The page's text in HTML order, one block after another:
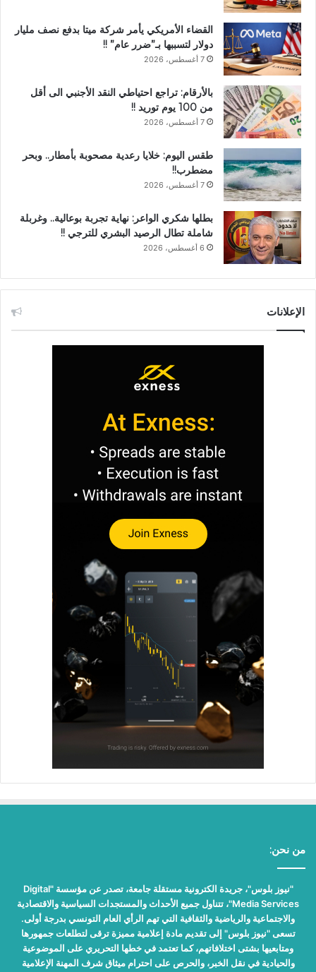
القضاء الأمريكي يأمر شركة ميتا بدفع نصف مليار
دولار لتسببها بـ”ضرر عام” !!
7 أغسطس، 2026
بالأرقام: تراجع احتياطي النقد الأجنبي الى أقل
من 100 يوم توريد !!
7 أغسطس، 2026
طقس اليوم: خلايا رعدية مصحوبة بأمطار.. وبحر
مضطرب!!
7 أغسطس، 2026
بطلها شكري الواعر: نهاية تجربة بوعالية.. وغربلة
شاملة تطال الرصيد البشري للترجي !!
6 أغسطس، 2026
الإعلانات
من نحن:
"نيوز بلوس"، جريدة الكترونية مستقلة جامعة، تصدر عن مؤسسة "Digital
Media Services"، تتناول جميع الأحداث والمستجدات السياسية والاقتصادية
والاجتماعية والرياضية والثقافية التي تهم الرأي العام التونسي بدرجة أولى.
تسعى "نيوز بلوس" إلى تقديم مادة إعلامية مميزة ترقى لتطلعات جمهورها
ومتابعيها بشتى اختلافاتهم، كما تعتمد في خطها التحريري على الموضوعية
والحيادية في نقل الخبر، والحرص على احترام ميثاق شرف المهنة الإعلامية